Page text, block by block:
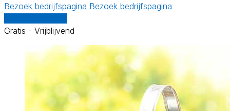
Bezoek bedrijfspagina Bezoek bedrijfspagina
Gratis - Vrijblijvend